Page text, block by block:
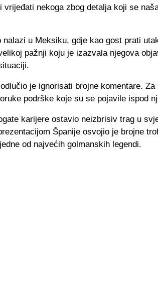
nekoga zbog detalja koji se
nalazi u Meksiku, gdje kao gost prati
pažnji koju je izazvala njegova
je ignorisati brojne komentare.
podrške koje su se pojavile ispod
karijere ostavio neizbrisiv trag u
Španije osvojio je brojne
od najvećih golmanskih legendi.